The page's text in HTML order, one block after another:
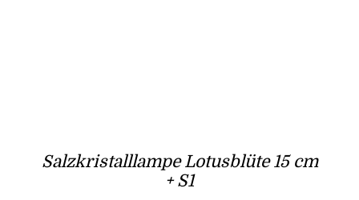
Salzkristalllampe Lotusblüte 15 cm
+ S1